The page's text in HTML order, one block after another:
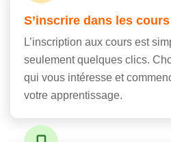
S’inscrire dans les cours
L’inscription aux cours est
seulement quelques clics.
qui vous intéresse et
votre apprentissage.